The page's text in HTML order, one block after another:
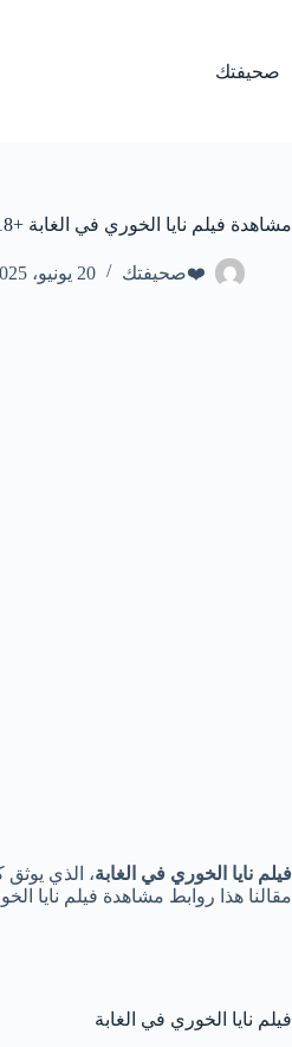
صحيفتك
مشاهدة فيلم نايا الخوري في الغابة +18 كامل بدون حذف
❤️صحيفتك 20 يونيو، 2025
فيلم نايا الخوري في الغابة، الذي يوثق
مقالنا هذا روابط مشاهدة فيلم نايا
فيلم نايا الخوري في الغابة